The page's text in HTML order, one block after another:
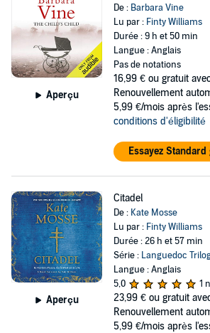
Aperçu
De : Barbara Vine
Lu par : Finty Williams
Durée : 9 h et 50 min
Langue : Anglais
Pas de notations
16,99 € ou gratuit
Renouvellement
5,99 €/mois après
conditions d'éligibilité
Essayez
Aperçu
Citadel
De : Kate Mosse
Lu par : Finty Williams
Durée : 26 h et 57 min
Série : Languedoc
Langue : Anglais
5,0
1
23,99 € ou gratuit
Renouvellement
5,99 €/mois après